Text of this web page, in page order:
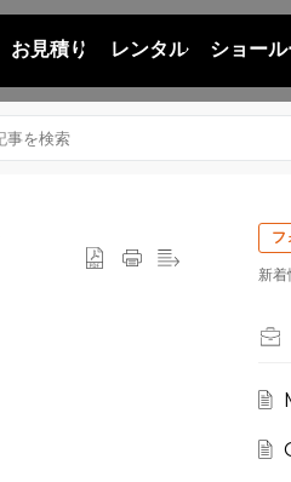
お見積り レンタル ショー
フ
新